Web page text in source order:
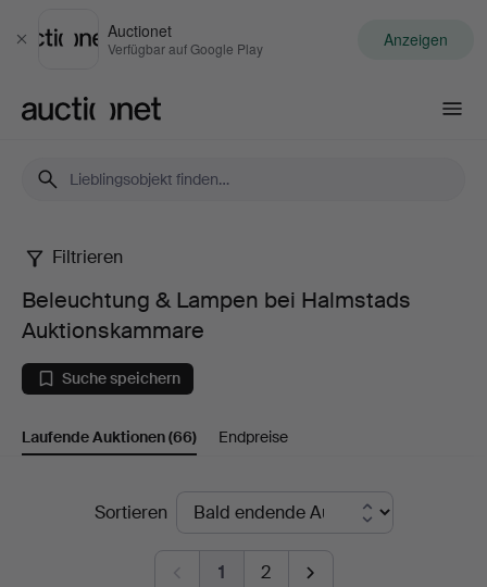
Schließen
Auctionet
Verfügbar auf Google Play Anzeigen
Beleuchtung
Lampen
bei
Auktionskammare
Filtrieren
Beleuchtung & Lampen bei Halmstads
Auktionskammare
Suche speichern
Laufende Auktionen(66) Endpreise
LaufendeSortieren
1 2